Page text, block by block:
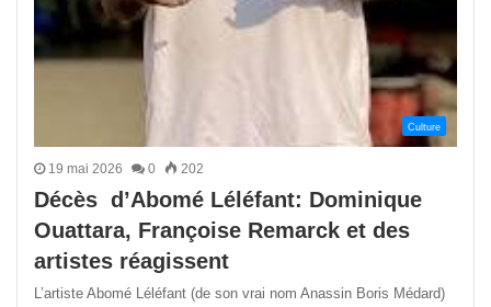
Culture
19 mai 2026 0 202
Décès d’Abomé Léléfant: Dominique
Ouattara, Françoise Remarck et des
artistes réagissent
L’artiste Abomé Léléfant (de son vrai nom Anassin Boris Médard)